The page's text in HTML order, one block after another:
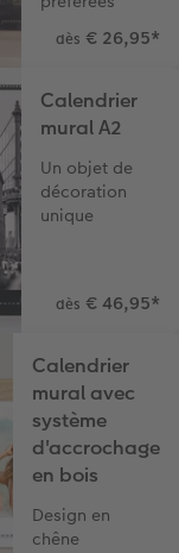
dès € 26,95*
Calendrier
mural A2
Un objet de
décoration
unique
dès € 46,95*
Calendrier
mural avec
système
d'accrochage
en bois
Design en
chêne